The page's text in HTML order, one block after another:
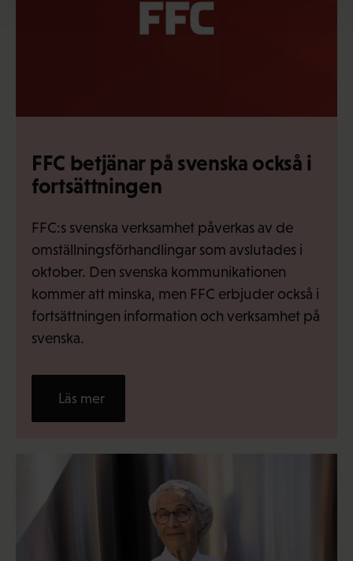
FFC betjänar på svenska också i
fortsättningen
FFC:s svenska verksamhet påverkas av de
omställningsförhandlingar som avslutades i
oktober. Den svenska kommunikationen
kommer att minska, men FFC erbjuder också i
fortsättningen information och verksamhet på
svenska.
Läs mer